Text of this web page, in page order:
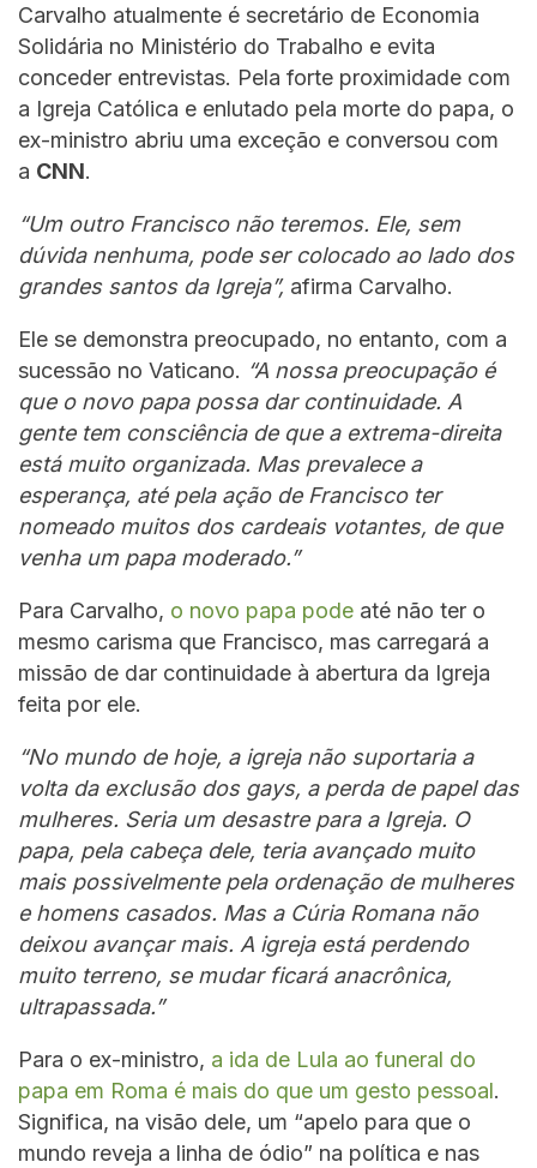
Carvalho atualmente é secretário de Economia
Solidária no Ministério do Trabalho e evita
conceder entrevistas. Pela forte proximidade com
a Igreja Católica e enlutado pela morte do papa, o
ex-ministro abriu uma exceção e conversou com
a CNN.
“Um outro Francisco não teremos. Ele, sem
dúvida nenhuma, pode ser colocado ao lado dos
grandes santos da Igreja”, afirma Carvalho.
Ele se demonstra preocupado, no entanto, com a
sucessão no Vaticano. “A nossa preocupação é
que o novo papa possa dar continuidade. A
gente tem consciência de que a extrema-direita
está muito organizada. Mas prevalece a
esperança, até pela ação de Francisco ter
nomeado muitos dos cardeais votantes, de que
venha um papa moderado.”
Para Carvalho, o novo papa pode até não ter o
mesmo carisma que Francisco, mas carregará a
missão de dar continuidade à abertura da Igreja
feita por ele.
“No mundo de hoje, a igreja não suportaria a
volta da exclusão dos gays, a perda de papel das
mulheres. Seria um desastre para a Igreja. O
papa, pela cabeça dele, teria avançado muito
mais possivelmente pela ordenação de mulheres
e homens casados. Mas a Cúria Romana não
deixou avançar mais. A igreja está perdendo
muito terreno, se mudar ficará anacrônica,
ultrapassada.”
Para o ex-ministro, a ida de Lula ao funeral do
papa em Roma é mais do que um gesto pessoal.
Significa, na visão dele, um “apelo para que o
mundo reveja a linha de ódio” na política e nas